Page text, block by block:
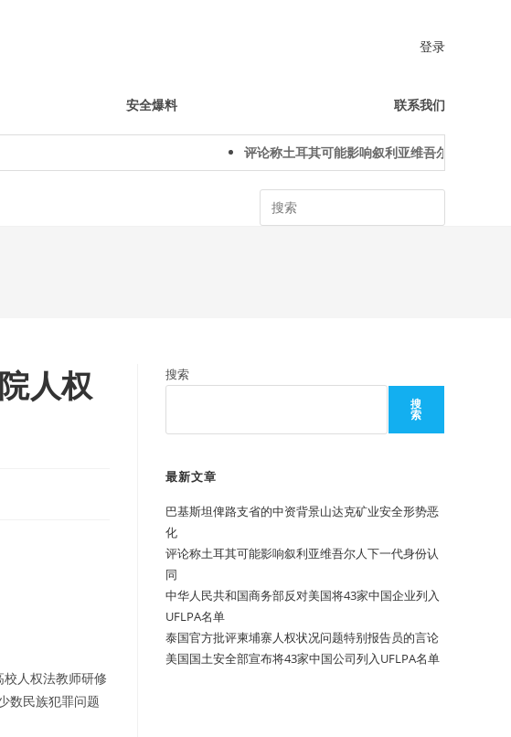
登录
安全爆料 联系我们
评论称土耳其可能影响叙利亚维吾尔人下一代身
Search
人权
人权法教师研修
数民族犯罪问题
搜索
搜
索
最新文章
巴基斯坦俾路支省的中资背景山达克矿业安全形势恶
化
评论称土耳其可能影响叙利亚维吾尔人下一代身份认
同
中华人民共和国商务部反对美国将43家中国企业列入
UFLPA名单
泰国官方批评柬埔寨人权状况问题特别报告员的言论
美国国土安全部宣布将43家中国公司列入UFLPA名单